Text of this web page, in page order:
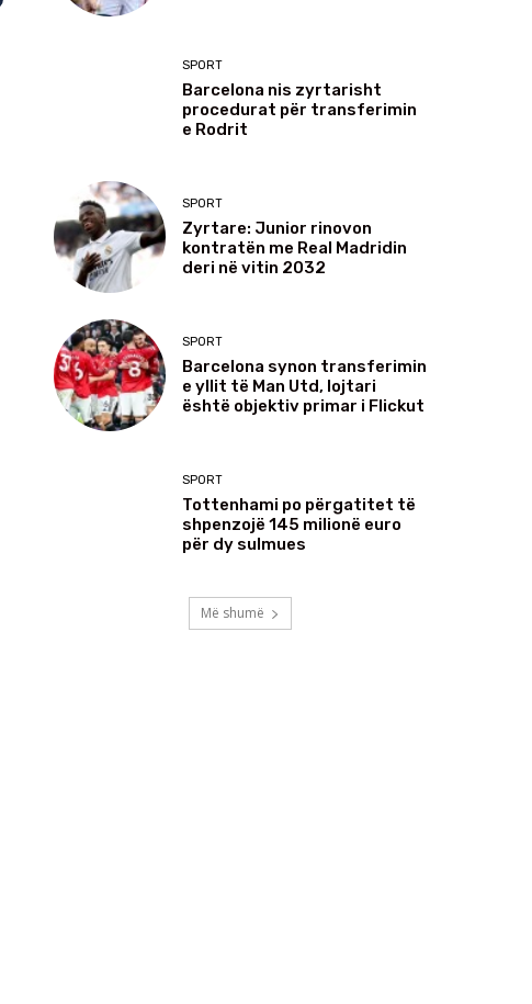
SPORT
Barcelona nis zyrtarisht
procedurat për transferimin
e Rodrit
SPORT
Zyrtare: Junior rinovon
kontratën me Real Madridin
deri në vitin 2032
SPORT
Barcelona synon transferimin
e yllit të Man Utd, lojtari
është objektiv primar i Flickut
SPORT
Tottenhami po përgatitet të
shpenzojë 145 milionë euro
për dy sulmues
Më shumë